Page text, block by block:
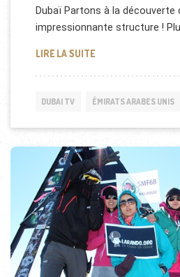
Dubaï Partons à la découverte
impressionnante structure !
LIRE LA SUITELA BURJ KHALIFA
DUBAI TV ÉMIRATS ARABES UNIS